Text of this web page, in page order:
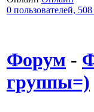
0 пользователей, 508
Форум -
группы=)